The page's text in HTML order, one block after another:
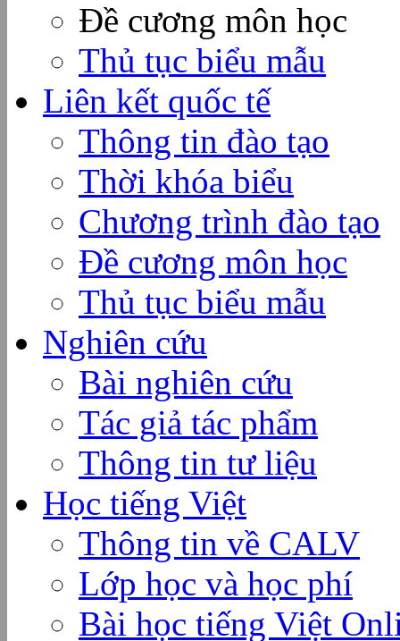
Đề cương môn học
Thủ tục biểu mẫu
Liên kết quốc tế
Thông tin đào tạo
Thời khóa biểu
Chương trình đào tạo
Đề cương môn học
Thủ tục biểu mẫu
Nghiên cứu
Bài nghiên cứu
Tác giả tác phẩm
Thông tin tư liệu
Học tiếng Việt
Thông tin về CALV
Lớp học và học phí
Bài học tiếng Việt